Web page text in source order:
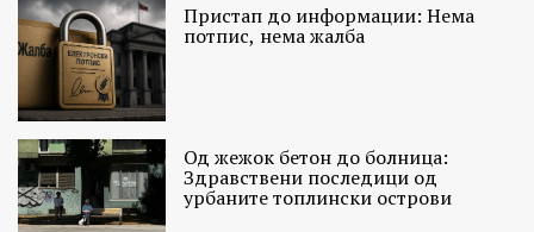
Пристап до информации: Нема
потпис, нема жалба
Од жежок бетон до болница:
Здравствени последици од
урбаните топлински острови